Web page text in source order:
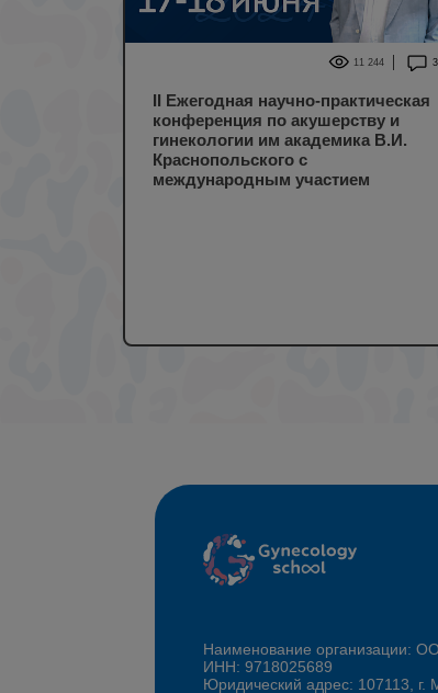
11 244
II Ежегодная научно-практическая
конференция по акушерству и
гинекологии им академика В.И.
Краснопольского с
международным участием
Наименование организации:
ИНН: 9718025689
Юридический адрес: 107113, г.